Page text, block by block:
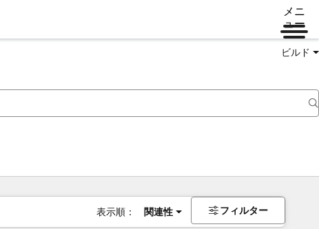
メニ
ュー
ビルド
表示順： 関連性 フィルター